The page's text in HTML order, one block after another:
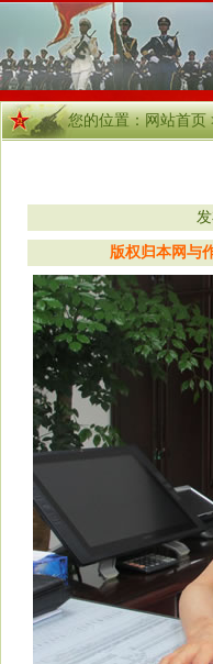
您的位置：网站首页
版权归本网与